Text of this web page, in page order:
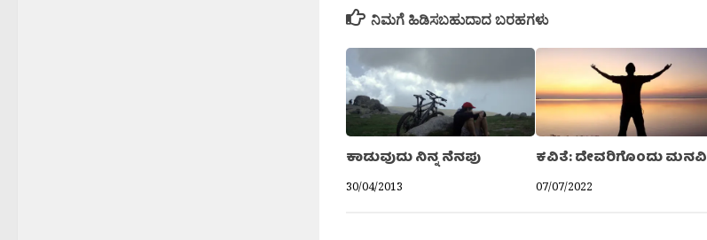
ನಿಮಗೆ ಹಿಡಿಸಬಹುದಾದ ಬರಹಗಳು
ಕಾಡುವುದು ನಿನ್ನ ನೆನಪು
30/04/2013
ಕವಿತೆ: ದೇವರಿಗೊಂದು ಮನವಿ
07/07/2022